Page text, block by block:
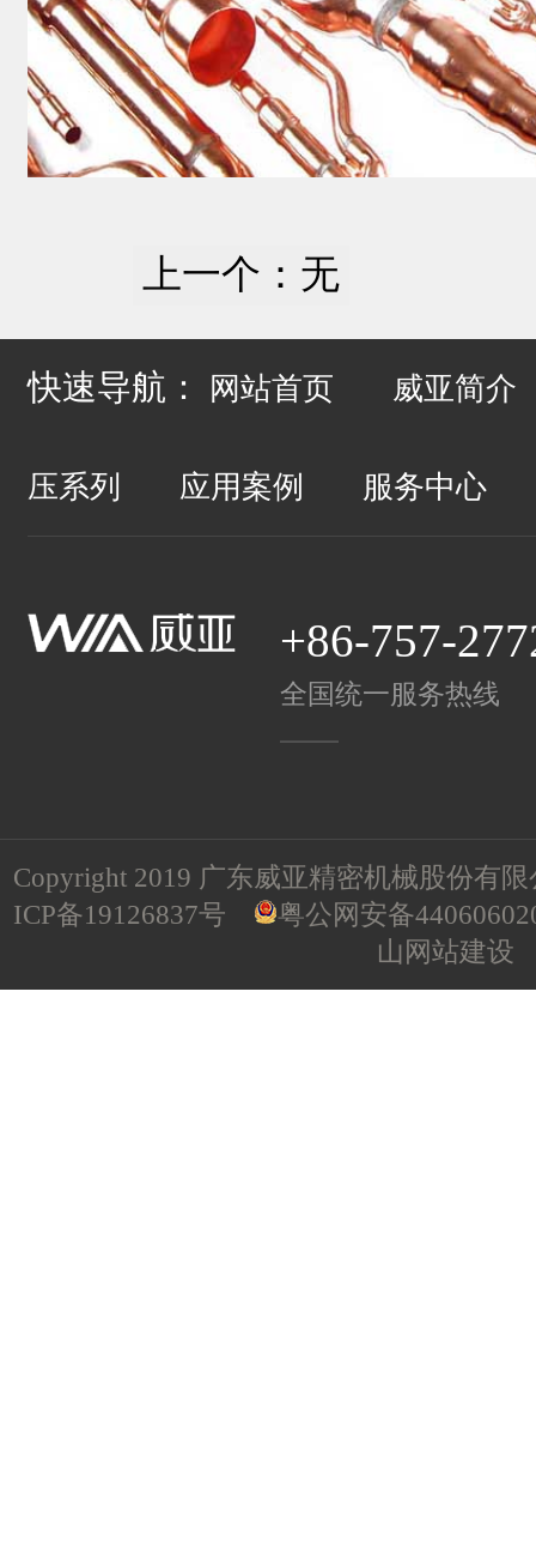
上一个：无
快速导航： 网站首页 威亚简介
压系列 应用案例 服务中心
+86-757-
全国统一服务热线
Copyright 2019 广东威亚精密机械股份有
ICP备19126837号
粤公网安备
山网站建设